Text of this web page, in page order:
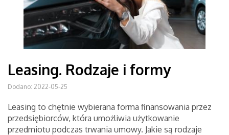
Leasing. Rodzaje i formy
Dodano: 2022-05-25
Leasing to chętnie wybierana forma finansowania przez
przedsiębiorców, która umożliwia użytkowanie
przedmiotu podczas trwania umowy. Jakie są rodzaje